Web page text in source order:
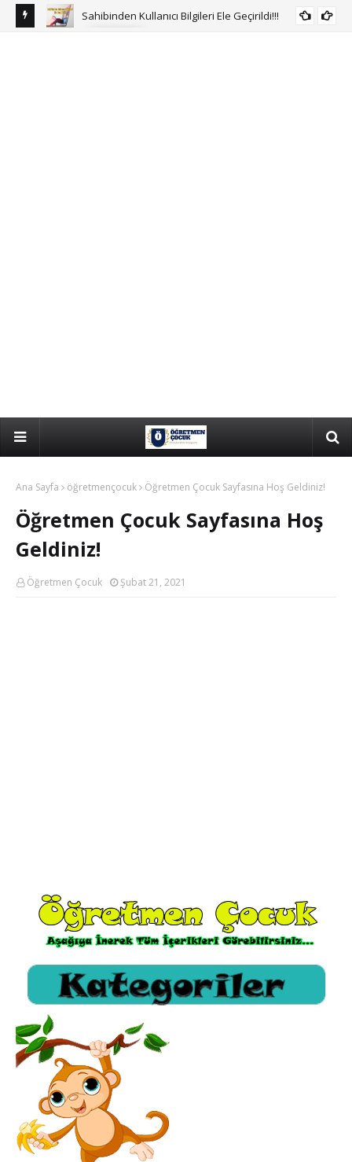
Sahibinden Kullanıcı Bilgileri Ele Geçirildi!!!
Ana Sayfa öğretmençocuk Öğretmen Çocuk Sayfasına Hoş Geldiniz!
Öğretmen Çocuk Sayfasına Hoş
Geldiniz!
Öğretmen Çocuk Şubat 21, 2021